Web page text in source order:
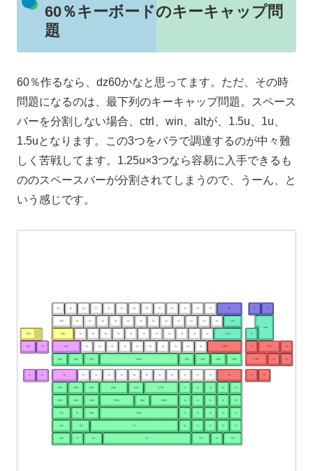
60％キーボードのキーキャップ問
題
60％作るなら、dz60かなと思ってます。ただ、その時
問題になるのは、最下列のキーキャップ問題。スペース
バーを分割しない場合、ctrl、win、altが、1.5u、1u、
1.5uとなります。この3つをバラで調達するのが中々難
しく苦戦してます。1.25u×3つなら容易に入手できるも
ののスペースバーが分割されてしまうので、うーん、と
いう感じです。